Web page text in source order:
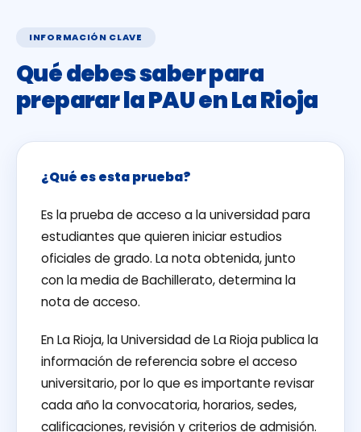
INFORMACIÓN CLAVE
Qué debes saber para
preparar la PAU en La Rioja
¿Qué es esta prueba?
Es la prueba de acceso a la universidad para
estudiantes que quieren iniciar estudios
oficiales de grado. La nota obtenida, junto
con la media de Bachillerato, determina la
nota de acceso.
En La Rioja, la Universidad de La Rioja publica la
información de referencia sobre el acceso
universitario, por lo que es importante revisar
cada año la convocatoria, horarios, sedes,
calificaciones, revisión y criterios de admisión.